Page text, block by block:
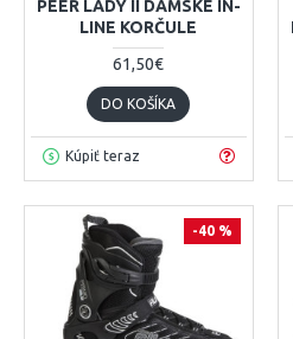
PEER LADY II DÁMSKE IN-
LINE KORČULE
61,50€
DO KOŠÍKA
Kúpiť teraz
-40 %